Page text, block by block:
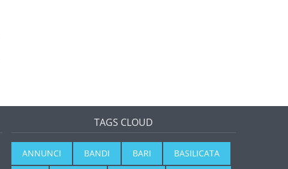
TAGS CLOUD
ANNUNCI BANDI BARI BASILICATA